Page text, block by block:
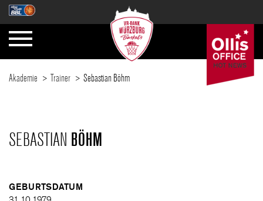
VR-BANK WÜRZBURG BASKETS AKADEMIE
Akademie Trainer Sebastian Böhm
SEBASTIAN BÖHM
GEBURTSDATUM